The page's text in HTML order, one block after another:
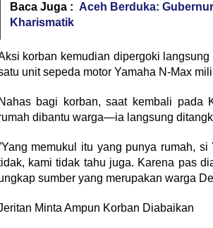
Baca Juga : Aceh Berduka:
Kharismatik
korban kemudian dipergoki
unit sepeda motor Yamaha N-Max
​Nahas bagi korban, saat kembali pada
dibantu warga—ia langsung
memukul itu yang punya rumah,
kami tidak tahu juga. Karena pas
sumber yang merupakan warga
Minta Ampun Korban Diabaikan